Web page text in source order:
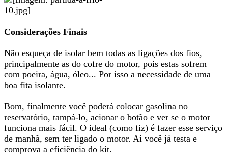
Considerações Finais
Não esqueça de isolar bem todas as ligações dos fios,
principalmente as do cofre do motor, pois estas sofrem
com poeira, água, óleo... Por isso a necessidade de uma
boa fita isolante.
Bom, finalmente você poderá colocar gasolina no
reservatório, tampá-lo, acionar o botão e ver se o motor
funciona mais fácil. O ideal (como fiz) é fazer esse serviço
de manhã, sem ter ligado o motor. Aí você já testa e
comprova a eficiência do kit.